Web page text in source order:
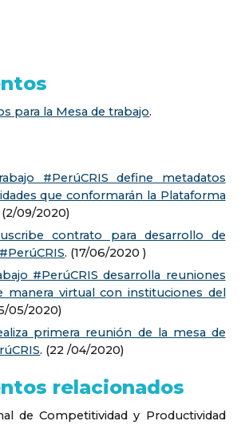
para la Mesa de trabajo.
#PerúCRIS define metadatos
que conformarán la Plataforma
(2/09/2020)
contrato para desarrollo de
. (17/06/2020 )
#PerúCRIS desarrolla reuniones
manera virtual con instituciones del
05/2020)
primera reunión de la mesa de
. (22 /04/2020)
relacionados
de Competitividad y Productividad